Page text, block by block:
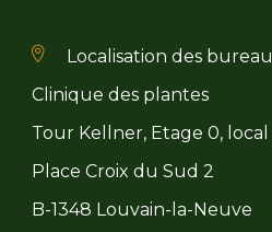
Localisation des
Clinique des plantes
Tour Kellner, Etage 0, local
Place Croix du Sud 2
B-1348 Louvain-la-Neuve